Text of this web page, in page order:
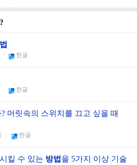
한글
한글
머릿속의 스위치를 끄고 싶을 때
한글
시킬 수 있는 방법 을 5가지 이상 기술